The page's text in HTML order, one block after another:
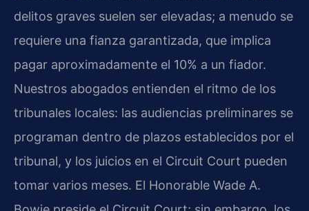
delitos graves suelen ser elevadas; a menudo se
requiere una fianza garantizada, que implica
pagar aproximadamente el 10% a un fiador.
Nuestros abogados entienden el ritmo de los
tribunales locales: las audiencias preliminares se
programan dentro de plazos establecidos por el
tribunal, y los juicios en el Circuit Court pueden
tomar varios meses. El Honorable Wade A.